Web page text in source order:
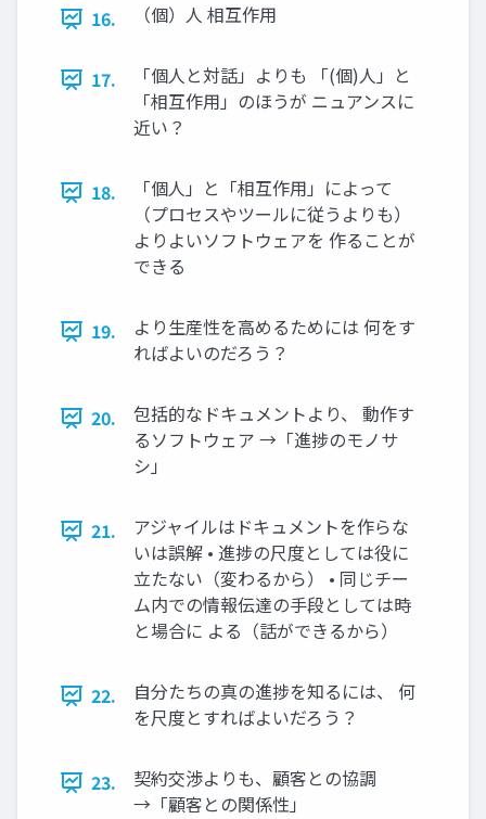
16. （個）人 相互作用
17.
「個人と対話」よりも 「(個)人」と
「相互作用」のほうが ニュアンスに
近い？
18.
「個人」と「相互作用」によって
（プロセスやツールに従うよりも）
よりよいソフトウェアを 作ることが
できる
19.
より生産性を高めるためには 何をす
ればよいのだろう？
20.
包括的なドキュメントより、 動作す
るソフトウェア →「進捗のモノサ
シ」
21.
アジャイルはドキュメントを作らな
いは誤解 • 進捗の尺度としては役に
立たない（変わるから） • 同じチー
ム内での情報伝達の手段としては時
と場合に よる（話ができるから）
22.
自分たちの真の進捗を知るには、 何
を尺度とすればよいだろう？
23.
契約交渉よりも、顧客との協調
→「顧客との関係性」